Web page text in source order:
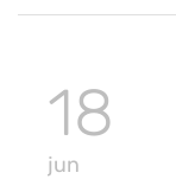
18
jun
UDALSAREA
2030